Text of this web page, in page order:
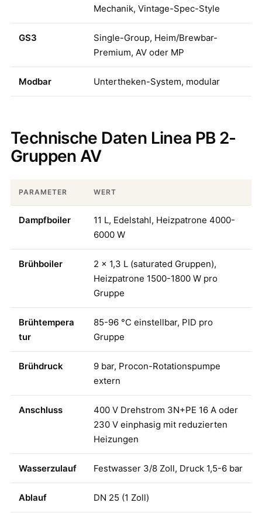
Mechanik, Vintage-Spec-Style
GS3
Single-Group, Heim/Brewbar-
Premium, AV oder MP
Modbar Untertheken-System, modular
Technische Daten Linea PB 2-
Gruppen AV
PARAMETER WERT
Dampfboiler
11 L, Edelstahl, Heizpatrone 4000-
6000 W
Brühboiler
2 x 1,3 L (saturated Gruppen),
Heizpatrone 1500-1800 W pro
Gruppe
Brühtempera
tur
85-96 °C einstellbar, PID pro
Gruppe
Brühdruck
9 bar, Procon-Rotationspumpe
extern
Anschluss
400 V Drehstrom 3N+PE 16 A oder
230 V einphasig mit reduzierten
Heizungen
Wasserzulauf Festwasser 3/8 Zoll, Druck 1,5-6 bar
Ablauf DN 25 (1 Zoll)